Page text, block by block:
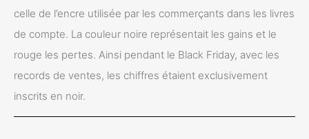
celle de l’encre utilisée par les commerçants dans les livres
de compte. La couleur noire représentait les gains et le
rouge les pertes. Ainsi pendant le Black Friday, avec les
records de ventes, les chiffres étaient exclusivement
inscrits en noir.